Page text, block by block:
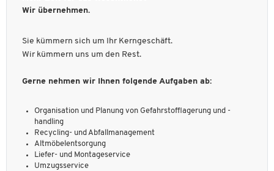
Wir übernehmen.
Sie kümmern sich um Ihr Kerngeschäft.
Wir kümmern uns um den Rest.
Gerne nehmen wir Ihnen folgende Aufgaben ab:
Organisation und Planung von Gefahrstofflagerung und -
handling
Recycling- und Abfallmanagement
Altmöbelentsorgung
Liefer- und Montageservice
Umzugsservice